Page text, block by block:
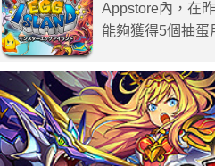
Appstore內，在
能夠獲得5個抽蛋